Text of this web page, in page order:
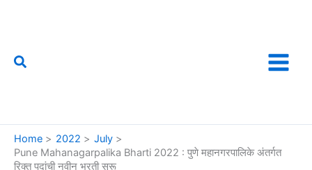
Search
Home 2022
July
Pune Mahanagarpalika Bharti 2022 : पुणे महानगरपालिके अंतर्गत
रिक्त पदांची नवीन भरती सुरू